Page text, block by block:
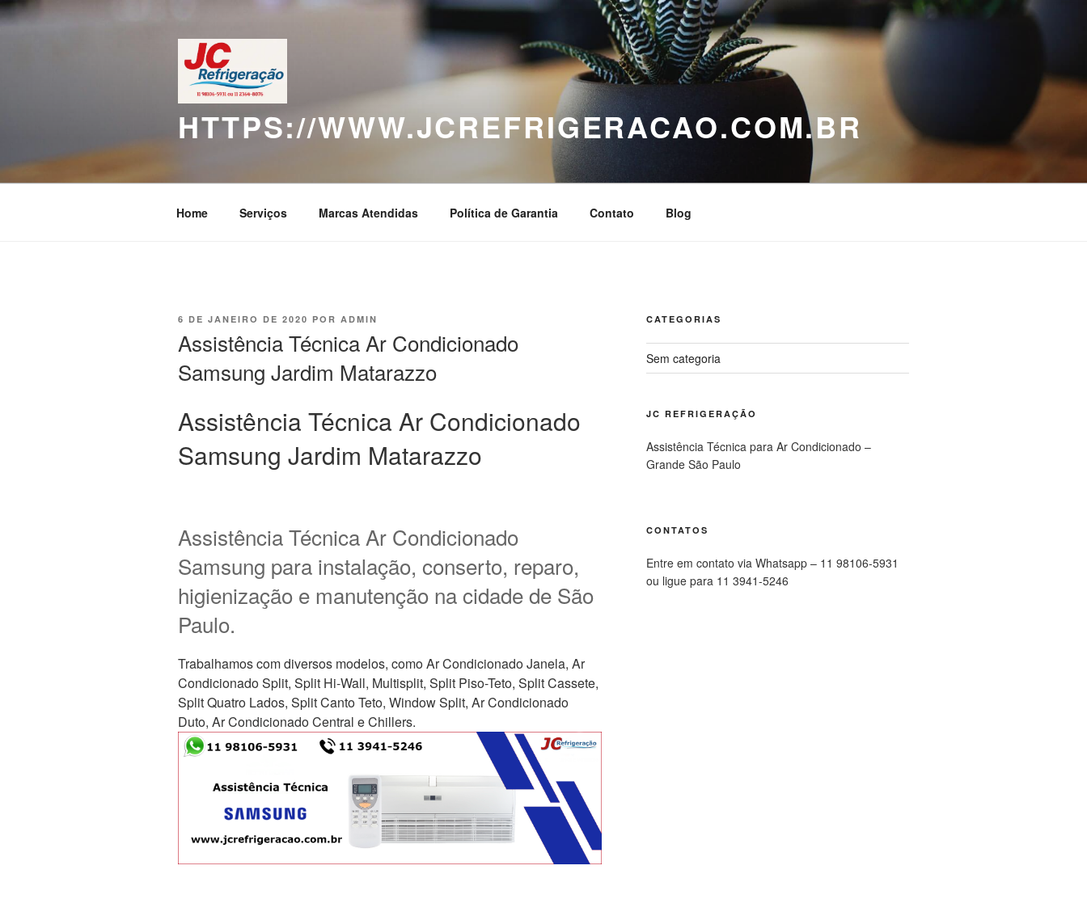
Pular
para
HTTPS://WWW.JCREFRIGERACAO.COM.BR
Home Serviços Marcas Atendidas Política de Garantia Contato Blog
PUBLICADO
6 DE JANEIRO DE 2020 POR ADMIN
Assistência Técnica Ar Condicionado
Samsung Jardim Matarazzo
Assistência Técnica Ar Condicionado
Samsung Jardim Matarazzo
Assistência Técnica Ar Condicionado
Samsung para instalação, conserto, reparo,
higienização e manutenção na cidade de São
Paulo.
Trabalhamos com diversos modelos, como Ar Condicionado Janela, Ar
Condicionado Split, Split Hi-Wall, Multisplit, Split Piso-Teto, Split Cassete,
Split Quatro Lados, Split Canto Teto, Window Split, Ar Condicionado
Duto, Ar Condicionado Central e Chillers.
CATEGORIAS
Sem categoria
JC REFRIGERAÇÃO
Assistência Técnica para Ar Condicionado –
Grande São Paulo
CONTATOS
Entre em contato via Whatsapp – 11 98106-5931
ou ligue para 11 3941-5246